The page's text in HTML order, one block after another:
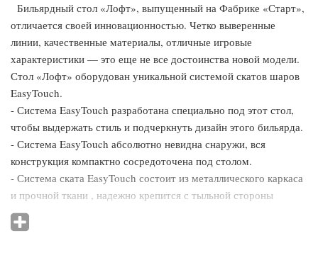
Бильярдный стол «Лофт», выпущенный на Фабрике «Старт»,
отличается своей инновационностью. Четко выверенные
линии, качественные материалы, отличные игровые
характеристики — это еще не все достоинства новой модели.
Стол «Лофт» оборудован уникальной системой скатов шаров
EasyTouch.
- Система EasyTouch разработана специально под этот стол,
чтобы выдержать стиль и подчеркнуть дизайн этого бильярда.
- Система EasyTouch абсолютно невидна снаружи, вся
конструкция компактно сосредоточена под столом.
- Система ската EasyTouch состоит из металлического каркаса
и прочной ткани , надежно крепится с тыльной стороны
столешницы.
- Несмотря на свою компактность EasyTouch надежно